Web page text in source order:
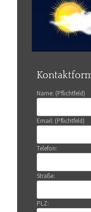
Name: (Pflichtfeld)
Email: (Pflichtfeld)
Telefon:
Straße:
PLZ: